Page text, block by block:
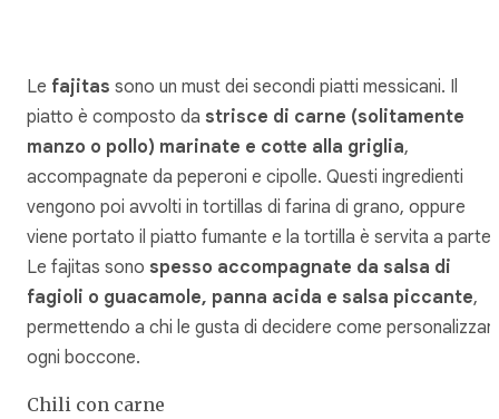
Le fajitas sono un must dei secondi piatti messicani. Il
piatto è composto da strisce di carne (solitamente
manzo o pollo) marinate e cotte alla griglia,
accompagnate da peperoni e cipolle. Questi ingredienti
vengono poi avvolti in tortillas di farina di grano, oppure
viene portato il piatto fumante e la tortilla è servita a parte.
Le fajitas sono spesso accompagnate da salsa di
fagioli o guacamole, panna acida e salsa piccante,
permettendo a chi le gusta di decidere come
ogni boccone.
Chili con carne